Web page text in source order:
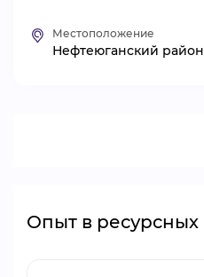
Местоположение
Нефтеюганский район
Опыт в ресурсных